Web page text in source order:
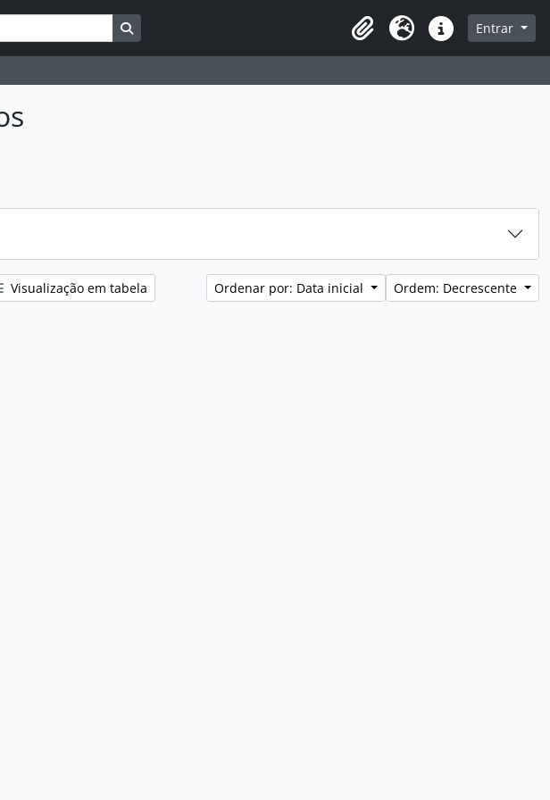
Busque na página de navegação
Idioma Atalhos Entrar
Visualização em tabela Ordenar por: Data inicial Ordem: Decrescente